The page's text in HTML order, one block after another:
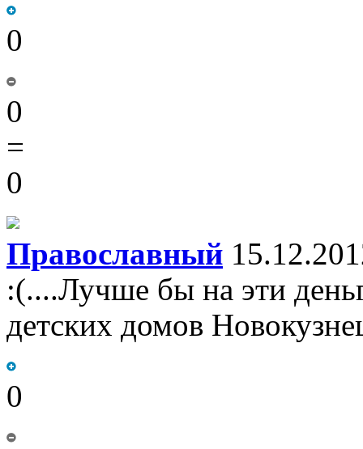
0
0
=
0
Православный
:(....Лучше бы на эти
детских домов
0